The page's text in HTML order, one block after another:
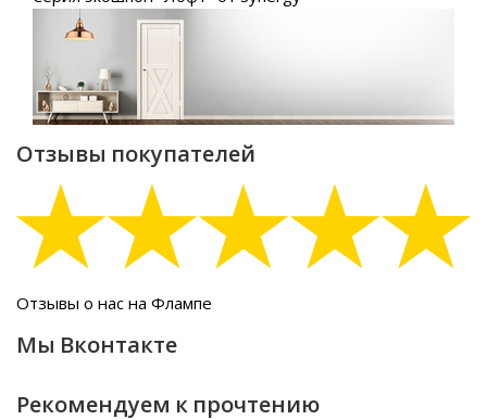
Отзывы покупателей
Отзывы о нас на Флампе
Мы Вконтакте
Рекомендуем к прочтению